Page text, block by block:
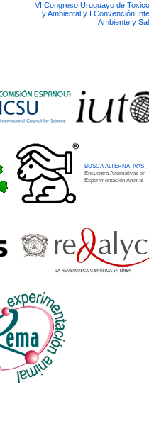
VI Congreso Uruguayo de
y Ambiental y I Convención
Ambiente y
BUSCA ALTERNATIVAS
Encuentra Alternativas en
Experimentación Animal